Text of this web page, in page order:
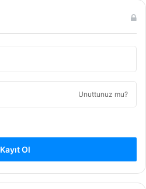
Unuttunuz mu?
Kayıt Ol